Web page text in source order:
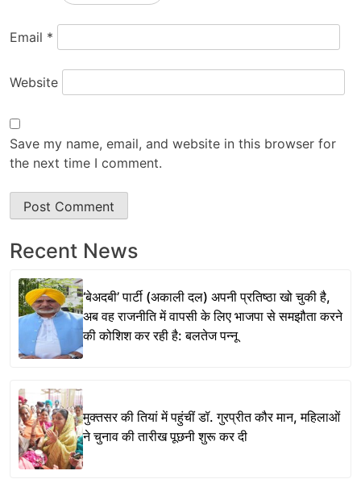
Email *
Website
Save my name, email, and website in this browser for
the next time I comment.
Recent News
‘बेअदबी’ पार्टी (अकाली दल) अपनी प्रतिष्ठा खो चुकी है,
अब वह राजनीति में वापसी के लिए भाजपा से समझौता करने
की कोशिश कर रही है: बलतेज पन्नू
मुक्तसर की तियां में पहुंचीं डॉ. गुरप्रीत कौर मान, महिलाओं
ने चुनाव की तारीख पूछनी शुरू कर दी